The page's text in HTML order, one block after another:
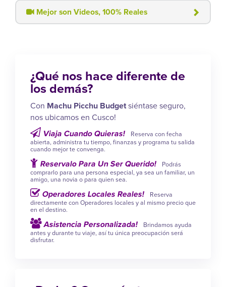
Mejor son Videos, 100% Reales
¿Qué nos hace diferente de
los demás?
Con Machu Picchu Budgetsiéntase seguro,
nos ubicamos en Cusco!
Viaja Cuando Quieras!
Reserva con fecha
abierta, administra tu tiempo, finanzas y programa tu salida
cuando mejor te convenga.
Reservalo Para Un Ser Querido!
Podrás
comprarlo para una persona especial, ya sea un familiar, un
amigo, una novia o para quien sea.
Operadores Locales Reales!
Reserva
directamente con Operadores locales y al mismo precio que
en el destino.
Asistencia Personalizada!
Brindamos ayuda
antes y durante tu viaje, así tu única preocupación será
disfrutar.